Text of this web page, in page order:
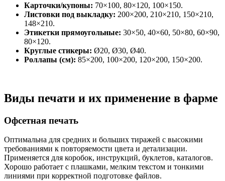
Карточки/купоны: 70×100, 80×120, 100×150.
Листовки под выкладку: 200×200, 210×210, 150×210,
148×210.
Этикетки прямоугольные: 30×50, 40×60, 50×80, 60×90,
80×120.
Круглые стикеры: Ø20, Ø30, Ø40.
Роллапы (см): 85×200, 100×200, 120×200, 150×200.
Виды печати и их применение в фарме
Офсетная печать
Оптимальна для средних и больших тиражей с высокими
требованиями к повторяемости цвета и детализации.
Применяется для коробок, инструкций, буклетов, каталогов.
Хорошо работает с плашками, мелким текстом и тонкими
линиями при корректной подготовке файлов.